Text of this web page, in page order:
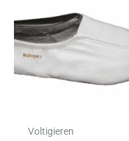
Voltigieren